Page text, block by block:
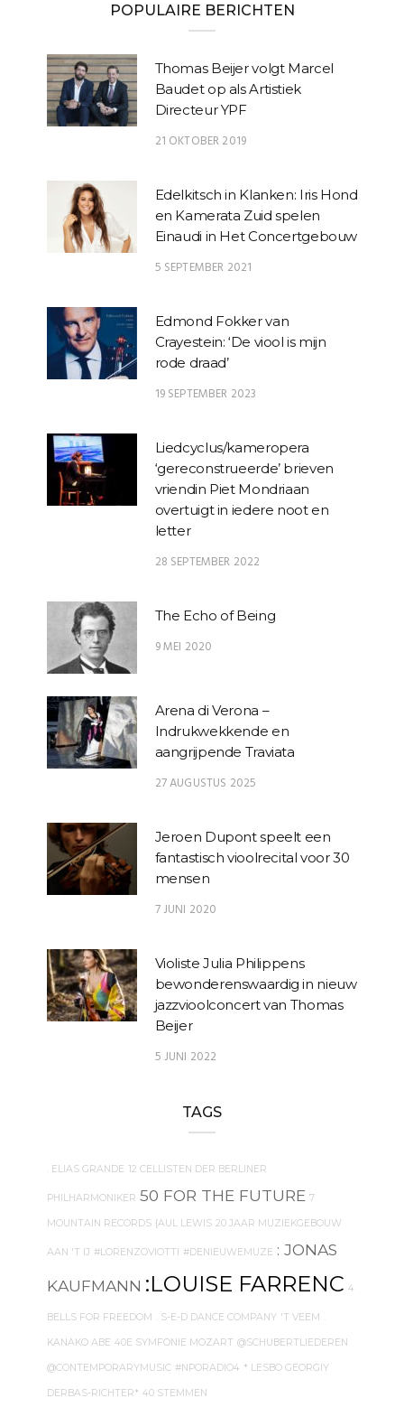
POPULAIRE BERICHTEN
Thomas Beijer volgt Marcel
Baudet op als Artistiek
Directeur YPF
21 OKTOBER 2019
Edelkitsch in Klanken: Iris Hond
en Kamerata Zuid spelen
Einaudi in Het Concertgebouw
5 SEPTEMBER 2021
Edmond Fokker van
Crayestein: ‘De viool is mijn
rode draad’
19 SEPTEMBER 2023
Liedcyclus/kameropera
‘gereconstrueerde’ brieven
vriendin Piet Mondriaan
overtuigt in iedere noot en
letter
28 SEPTEMBER 2022
The Echo of Being
9 MEI 2020
Arena di Verona –
Indrukwekkende en
aangrijpende Traviata
27 AUGUSTUS 2025
Jeroen Dupont speelt een
fantastisch vioolrecital voor 30
mensen
7 JUNI 2020
Violiste Julia Philippens
bewonderenswaardig in nieuw
jazzvioolconcert van Thomas
Beijer
5 JUNI 2022
TAGS
. ELIAS GRANDE 12 CELLISTEN DER BERLINER
PHILHARMONIKER 50 FOR THE FUTURE 7
MOUNTAIN RECORDS {AUL LEWIS 20 JAAR MUZIEKGEBOUW
AAN 'T IJ #LORENZOVIOTTI #DENIEUWEMUZE : JONAS
KAUFMANN :LOUISE FARRENC 4
BELLS FOR FREEDOM . S-E-D DANCE COMPANY 'T VEEM
KANAKO ABE 40E SYMFONIE MOZART @SCHUBERTLIEDEREN
@CONTEMPORARYMUSIC #NPORADIO4 * LESBO GEORGIY
DERBAS-RICHTER* 40 STEMMEN